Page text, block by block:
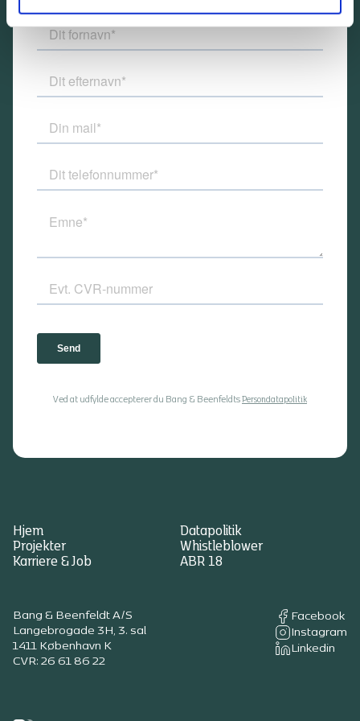
Ved at udfylde accepterer du Bang & Beenfeldts Persondatapolitik
Hjem
Datapolitik
Projekter
Whistleblower
Karriere & Job
ABR 18
Bang & Beenfeldt A/S
Langebrogade 3H, 3. sal
1411 København K
CVR: 26 61 86 22
Facebook
Instagram
Linkedin